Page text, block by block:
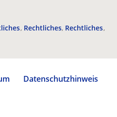
Rechtliches Rechtliches
Datenschutzhinweis